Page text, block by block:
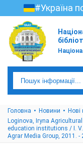
#Україна
Головна Новини
Loginova, Iryna
education institutions / I. V.
Agrar Media Group, 2011. -